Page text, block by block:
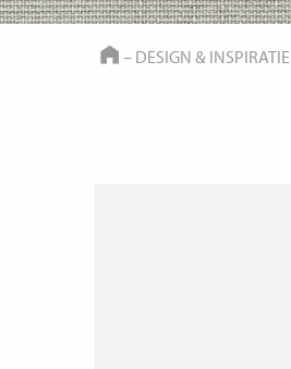
HOME
– DESIGN & INSPIRATIE